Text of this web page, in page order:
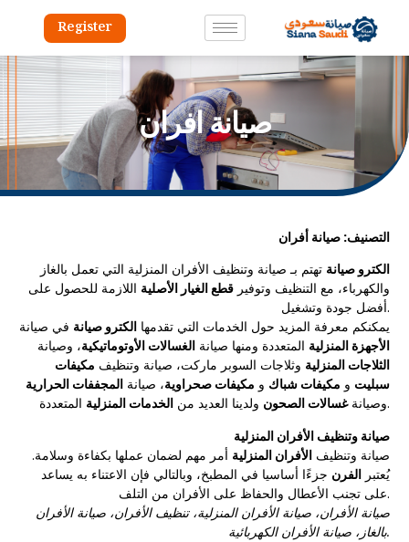
Register
صيانة افران
التصنيف: صيانة أفران
الكترو صيانة تهتم بـ صيانة وتنظيف الأفران المنزلية التي تعمل بالغاز
والكهرباء، مع التنظيف وتوفير قطع الغيار الأصلية اللازمة للحصول على
أفضل جودة وتشغيل.
يمكنكم معرفة المزيد حول الخدمات التي تقدمها الكترو صيانة في صيانة
الأجهزة المنزلية المتعددة ومنها صيانة الغسالات الأوتوماتيكية، وصيانة
الثلاجات المنزلية وثلاجات السوبر ماركت، صيانة وتنظيف مكيفات
سبليت و مكيفات شباك و مكيفات صحراوية، صيانة المجففات الحرارية
وصيانةغسالات الصحون ولدينا العديد من الخدمات المنزلية
المتعددة.
صيانة وتنظيف الأفران المنزلية
صيانة وتنظيف الأفران المنزلية أمر مهم لضمان عملها بكفاءة وسلامة.
يُعتبر الفرن جزءًا أساسيا في المطبخ، وبالتالي فإن الاعتناء به يساعد
على تجنب الأعطال والحفاظ على الأفران من التلف.
صيانة الأفران، صيانة الأفران المنزلية، تنظيف الأفران، صيانة الأفران
بالغاز، صيانة الأفران الكهربائية.